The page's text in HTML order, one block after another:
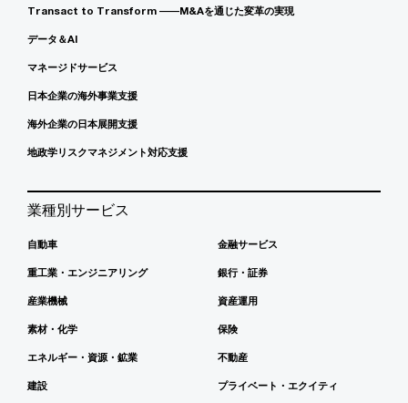
Transact to Transform ――M&Aを通じた変革の実現
データ＆AI
マネージドサービス
日本企業の海外事業支援
海外企業の日本展開支援
地政学リスクマネジメント対応支援
業種別サービス
自動車
重工業・エンジニアリング
産業機械
素材・化学
エネルギー・資源・鉱業
建設
金融サービス
銀行・証券
資産運用
保険
不動産
プライベート・エクイティ